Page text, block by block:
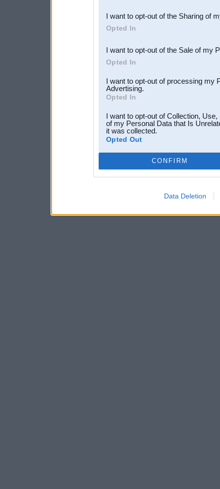
Downstream Participants
third parties.
I want to opt-out of the Sharing of
Opted In
I want to opt-out of the Sale of my
Opted In
I want to opt-out of processing my
Advertising.
Opted In
I want to opt-out of Collection,
of my Personal Data that Is
it was collected.
Opted Out
CONFIRM
Data Deletion